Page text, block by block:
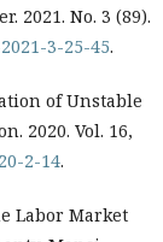
2021. No. 3 (89).
3-25-45.
of Unstable
2020. Vol. 16,
2-14.
Labor Market